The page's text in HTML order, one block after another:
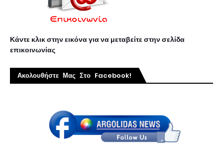
Κάντε κλικ στην εικόνα για να μεταβείτε στην σελίδα
επικοινωνίας
Ακολουθήστε Μας Στο Facebook!